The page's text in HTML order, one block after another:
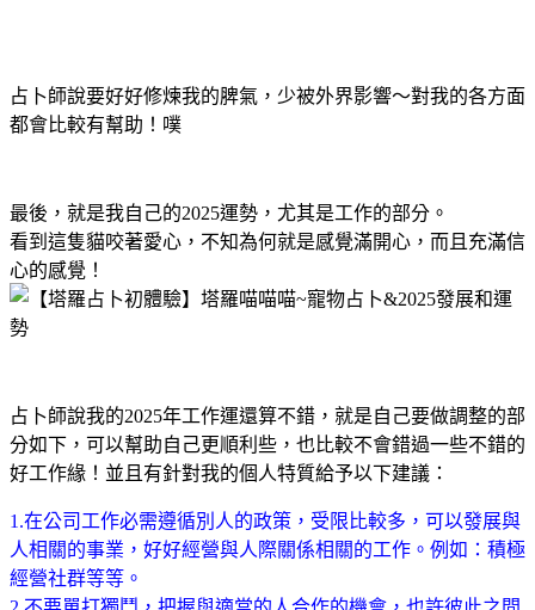
占卜師說要好好修煉我的脾氣，少被外界影響～對我的各方面
都會比較有幫助！噗
最後，就是我自己的2025運勢，尤其是工作的部分。
看到這隻貓咬著愛心，不知為何就是感覺滿開心，而且充滿信
心的感覺！
占卜師說我的2025年工作運還算不錯，就是自己要做調整的部
分如下，可以幫助自己更順利些，也比較不會錯過一些不錯的
好工作緣！並且有針對我的個人特質給予以下建議：
1.在公司工作必需遵循別人的政策，受限比較多，可以發展與
人相關的事業，好好經營與人際關係相關的工作。例如：積極
經營社群等等。